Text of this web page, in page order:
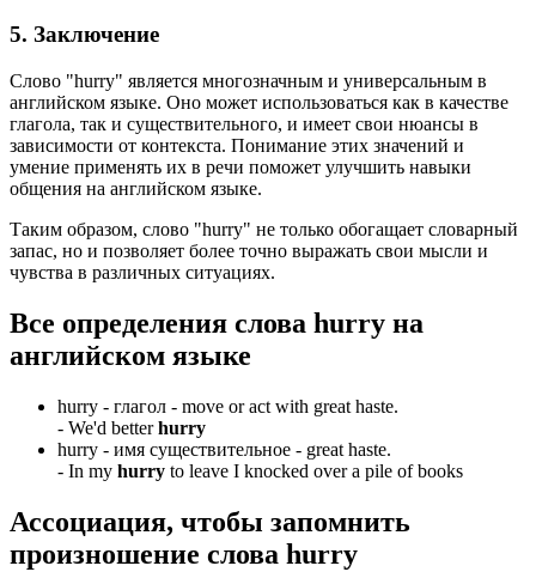
5. Заключение
Слово "hurry" является многозначным и универсальным в
английском языке. Оно может использоваться как в качестве
глагола, так и существительного, и имеет свои нюансы в
зависимости от контекста. Понимание этих значений и
умение применять их в речи поможет улучшить навыки
общения на английском языке.
Таким образом, слово "hurry" не только обогащает словарный
запас, но и позволяет более точно выражать свои мысли и
чувства в различных ситуациях.
Все определения слова hurry на
английском языке
hurry - глагол - move or act with great haste.
- We'd betterhurry
hurry - имя существительное - great haste.
- In my hurry to leave I knocked over a pile of books
Ассоциация, чтобы запомнить
произношение слова hurry